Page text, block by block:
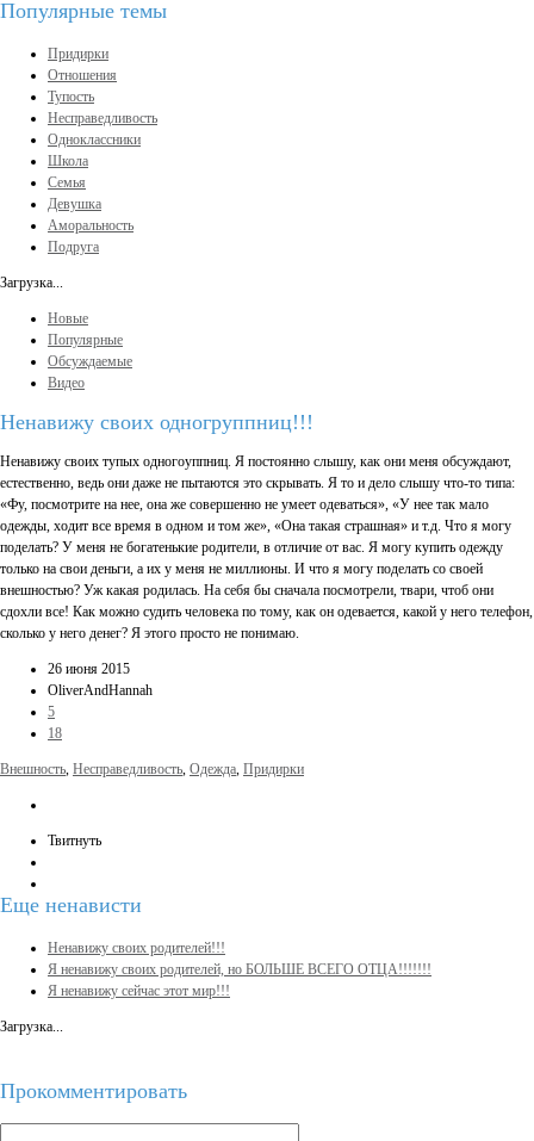
Популярные темы
Придирки
Отношения
Тупость
Несправедливость
Одноклассники
Школа
Семья
Девушка
Аморальность
Подруга
Загрузка...
Новые
Популярные
Обсуждаемые
Видео
Ненавижу своих одногруппниц!!!
Ненавижу своих тупых одногоуппниц. Я постоянно слышу, как они меня обсуждают,
естественно, ведь они даже не пытаются это скрывать. Я то и дело слышу что-то типа:
«Фу, посмотрите на нее, она же совершенно не умеет одеваться», «У нее так мало
одежды, ходит все время в одном и том же», «Она такая страшная» и т.д. Что я могу
поделать? У меня не богатенькие родители, в отличие от вас. Я могу купить одежду
только на свои деньги, а их у меня не миллионы. И что я могу поделать со своей
внешностью? Уж какая родилась. На себя бы сначала посмотрели, твари, чтоб они
сдохли все! Как можно судить человека по тому, как он одевается, какой у него телефон,
сколько у него денег? Я этого просто не понимаю.
26 июня 2015
OliverAndHannah
5
18
Внешность, Несправедливость, Одежда, Придирки
Твитнуть
Еще ненависти
Ненавижу своих родителей!!!
Я ненавижу своих родителей, но БОЛЬШЕ ВСЕГО ОТЦА!!!!!!!
Я ненавижу сейчас этот мир!!!
Загрузка...
Прокомментировать